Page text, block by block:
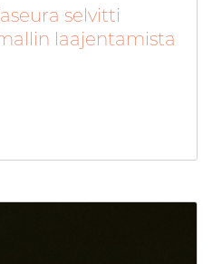
selvitti
laajentamista